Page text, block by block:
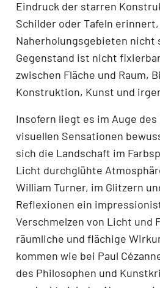
Eindruck der starren
Schilder oder Tafeln
Naherholungsgebieten nicht
Gegenstand ist nicht
zwischen Fläche und Raum,
Konstruktion, Kunst und
Insofern liegt es im Auge
visuellen Sensationen
sich die Landschaft im
Licht durchglühte
William Turner, im Glitzern
Reflexionen ein
Verschmelzen von Licht und
räumliche und flächige
kommen wie bei Paul
des Philosophen und